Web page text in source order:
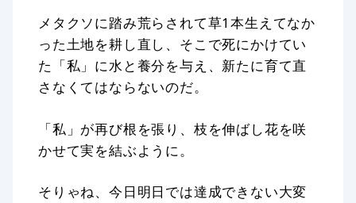
メタクソに踏み荒らされて草1本生えてなか
った土地を耕し直し、そこで死にかけてい
た「私」に水と養分を与え、新たに育て直
さなくてはならないのだ。
「私」が再び根を張り、枝を伸ばし花を咲
かせて実を結ぶように。
そりゃね、今日明日では達成できない大変